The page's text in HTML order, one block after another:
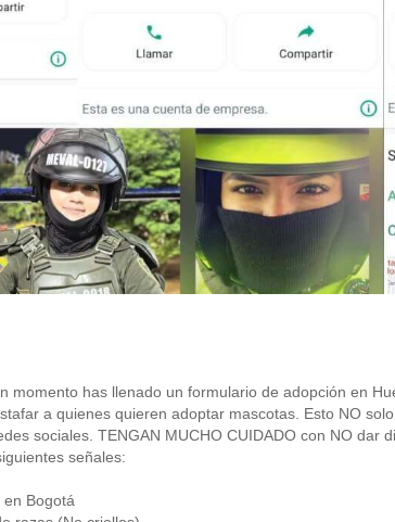
LUCAS
Macho - 5 años
nosotros
momento has llenado un formulario de adopción en
a quienes quieren adoptar mascotas. Esto NO
sociales. TENGAN MUCHO CUIDADO con NO dar
señales:
Bogotá